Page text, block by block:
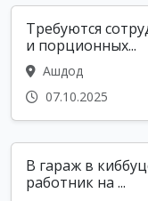
Требуются
и порционных...
Ашдод
07.10.2025
В гараж в
работник на ...